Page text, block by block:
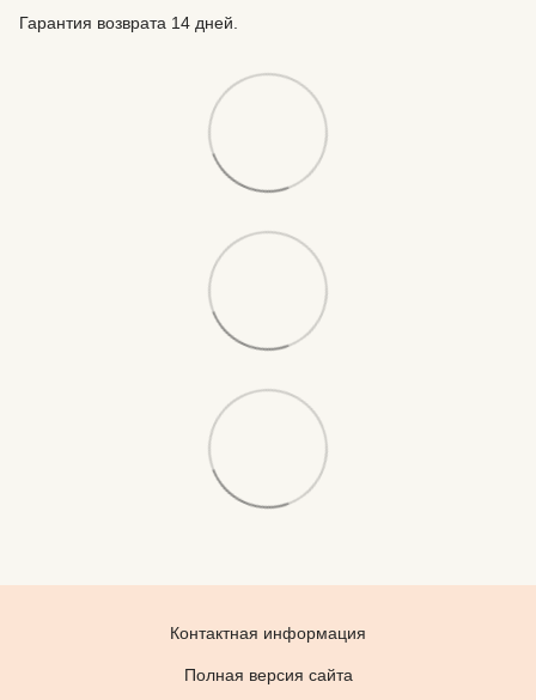
Гарантия возврата 14 дней.
Контактная информация
Полная версия сайта